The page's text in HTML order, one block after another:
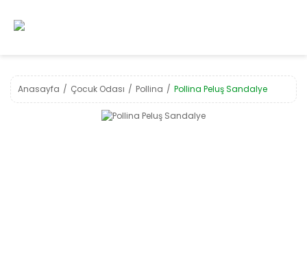
Anasayfa Çocuk Odası Pollina Pollina Peluş Sandalye